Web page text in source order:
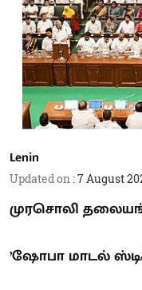
Lenin
Updated on :7 August
முரசொலி
’ஷோபா மாடல்